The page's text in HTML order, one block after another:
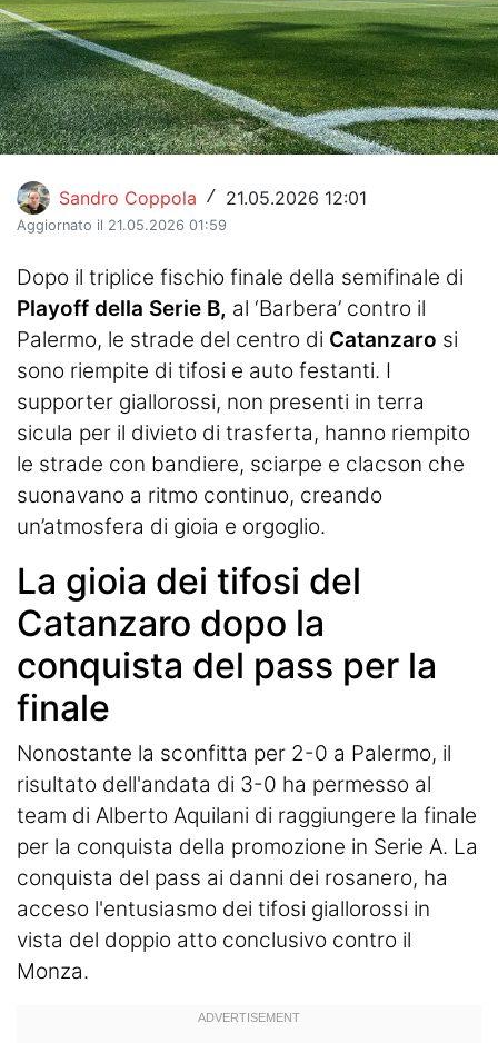
Altri sport
Hockey
Pallanuoto
Altre
News
Turismo
Eventi
Sandro Coppola / 21.05.2026 12:01
Aggiornato il 21.05.2026 01:59
Dopo il triplice fischio finale della semifinale di
Playoff della Serie B, al ‘Barbera’ contro il
Palermo, le strade del centro di Catanzaro si
sono riempite di tifosi e auto festanti. I
supporter giallorossi, non presenti in terra
sicula per il divieto di trasferta, hanno riempito
le strade con bandiere, sciarpe e clacson che
suonavano a ritmo continuo, creando
un’atmosfera di gioia e orgoglio.
La gioia dei tifosi del
Catanzaro dopo la
conquista del pass per la
finale
Nonostante la sconfitta per 2-0 a Palermo, il
risultato dell'andata di 3-0 ha permesso al
team di Alberto Aquilani di raggiungere la finale
per la conquista della promozione in Serie A. La
conquista del pass ai danni dei rosanero, ha
acceso l'entusiasmo dei tifosi giallorossi in
vista del doppio atto conclusivo contro il
Monza.